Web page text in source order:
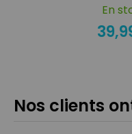
En
Nos clients